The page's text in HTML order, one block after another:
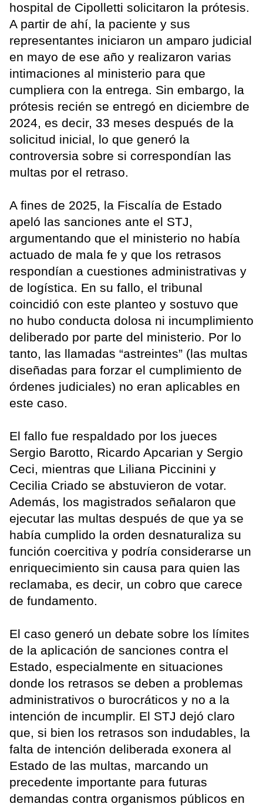
hospital de Cipolletti solicitaron la prótesis.
A partir de ahí, la paciente y sus
representantes iniciaron un amparo judicial
en mayo de ese año y realizaron varias
intimaciones al ministerio para que
cumpliera con la entrega. Sin embargo, la
prótesis recién se entregó en diciembre de
2024, es decir, 33 meses después de la
solicitud inicial, lo que generó la
controversia sobre si correspondían las
multas por el retraso.
A fines de 2025, la Fiscalía de Estado
apeló las sanciones ante el STJ,
argumentando que el ministerio no había
actuado de mala fe y que los retrasos
respondían a cuestiones administrativas y
de logística. En su fallo, el tribunal
coincidió con este planteo y sostuvo que
no hubo conducta dolosa ni incumplimiento
deliberado por parte del ministerio. Por lo
tanto, las llamadas “astreintes” (las multas
diseñadas para forzar el cumplimiento de
órdenes judiciales) no eran aplicables en
este caso.
El fallo fue respaldado por los jueces
Sergio Barotto, Ricardo Apcarian y Sergio
Ceci, mientras que Liliana Piccinini y
Cecilia Criado se abstuvieron de votar.
Además, los magistrados señalaron que
ejecutar las multas después de que ya se
había cumplido la orden desnaturaliza su
función coercitiva y podría considerarse un
enriquecimiento sin causa para quien las
reclamaba, es decir, un cobro que carece
de fundamento.
El caso generó un debate sobre los límites
de la aplicación de sanciones contra el
Estado, especialmente en situaciones
donde los retrasos se deben a problemas
administrativos o burocráticos y no a la
intención de incumplir. El STJ dejó claro
que, si bien los retrasos son indudables, la
falta de intención deliberada exonera al
Estado de las multas, marcando un
precedente importante para futuras
demandas contra organismos públicos en